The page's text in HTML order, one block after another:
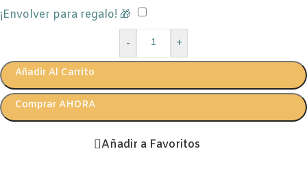
¡Envolver para regalo! 🎁
-
+
Añadir Al Carrito
Comprar AHORA
Añadir a Favoritos